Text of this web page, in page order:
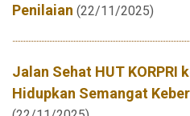
Penilaian (22/11/2025)
Jalan Sehat HUT KORPRI
Hidupkan Semangat